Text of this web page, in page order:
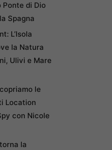
Ponte di Dio
Spagna
L’Isola
la Natura
Ulivi e Mare
le
Location
con Nicole
la